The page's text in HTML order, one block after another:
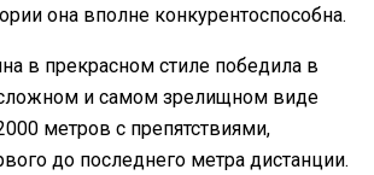
она вполне конкурентоспособна.
в прекрасном стиле победила в
и самом зрелищном виде
метров с препятствиями,
до последнего метра дистанции.